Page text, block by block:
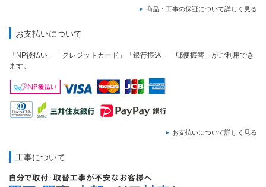
商品・工事の保証について詳しく見る
お支払いについて
「NP後払い」「クレジットカード」「銀行振込」「郵便振替」がご利用でき
ます。
お支払いについて詳しく見る
工事について